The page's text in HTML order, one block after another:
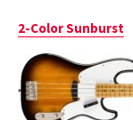
2-Color Sunburst